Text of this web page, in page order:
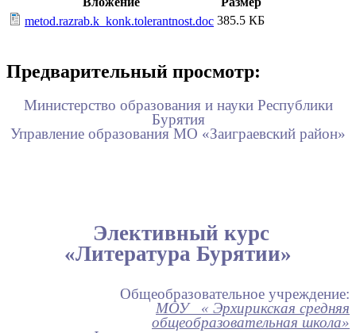
metod.razrab.k_konk.tolerantnost.doc 385.5 КБ
Предварительный просмотр:
Министерство образования и науки Республики
Бурятия
Управление образования МО «Заиграевский район»
Элективный курс
«Литература Бурятии»
Общеобразовательное учреждение:
МОУ « Эрхирикская средняя
общеобразовательная школа»